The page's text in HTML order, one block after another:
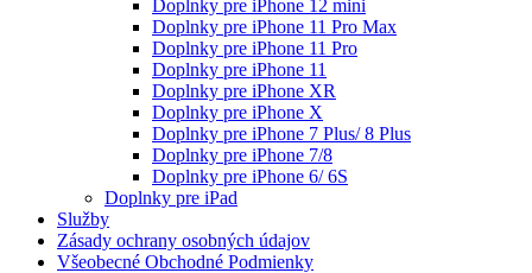
Doplnky pre iPhone 12 mini
Doplnky pre iPhone 11 Pro Max
Doplnky pre iPhone 11 Pro
Doplnky pre iPhone 11
Doplnky pre iPhone XR
Doplnky pre iPhone X
Doplnky pre iPhone 7 Plus/ 8 Plus
Doplnky pre iPhone 7/8
Doplnky pre iPhone 6/ 6S
Doplnky pre iPad
Služby
Zásady ochrany osobných údajov
Všeobecné Obchodné Podmienky